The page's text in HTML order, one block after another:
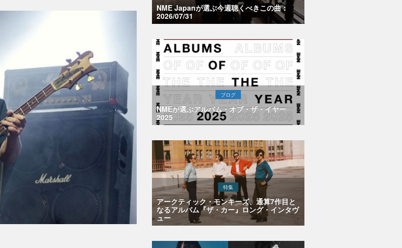
NME Japanが選ぶ今週聴くべきこの曲：
2026/07/31
ブログ
NMEが選ぶアルバム・オブ・ザ・イヤー
2025
特集
アークティック・モンキーズ、通算7作目と
なるアルバム『ザ・カー』ロング・インタヴ
ュー